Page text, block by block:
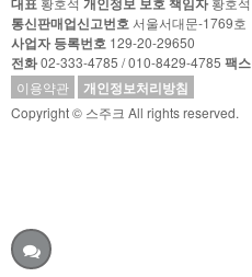
통신판매업신고번호 서울서대문-1769호
사업자 등록번호 129-20-29650
전화02-333-4785 / 010-8429-4785 팩스
이용약관
개인정보처리방침
Copyright © 스주크 All rights reserved.